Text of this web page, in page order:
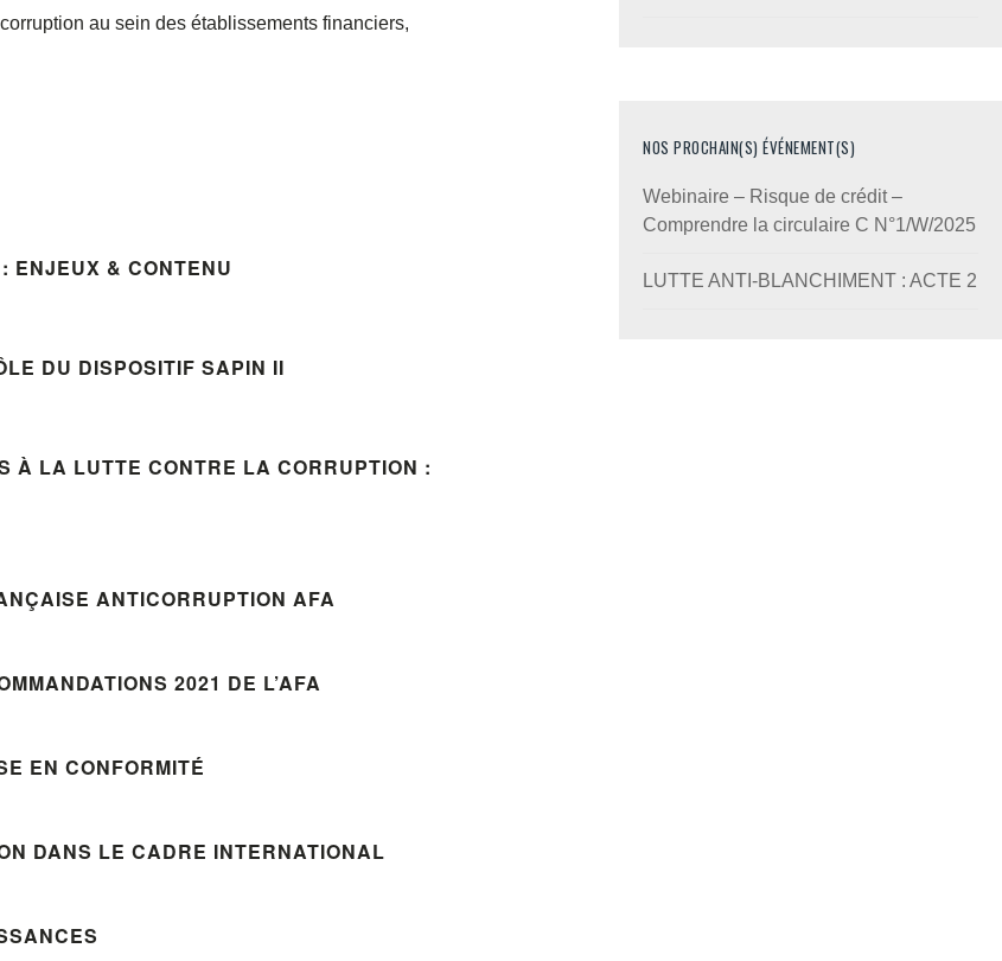
au sein des établissements financiers,
ENJEUX & CONTENU
DU DISPOSITIF SAPIN II
À LA LUTTE CONTRE LA CORRUPTION :
ANTICORRUPTION AFA
2021 DE L’AFA
EN CONFORMITÉ
DANS LE CADRE INTERNATIONAL
NOS PROCHAIN(S) ÉVÉNEMENT(S)
Webinaire – Risque de crédit –
Comprendre la circulaire C N°1/W/2025
LUTTE ANTI-BLANCHIMENT : ACTE 2